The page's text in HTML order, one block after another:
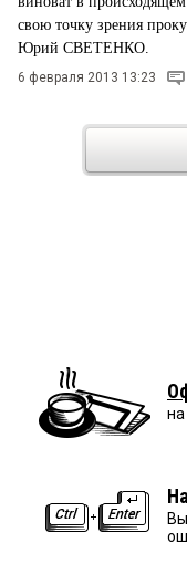
свою точку зрения
Юрий СВЕТЕНКО.
6 февраля 2013 13:23
на